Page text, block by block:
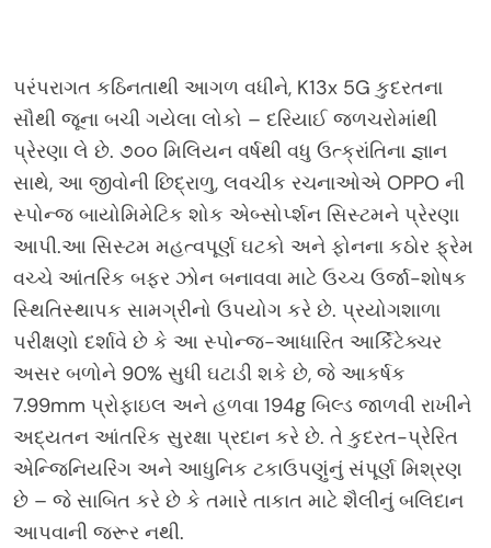
પરંપરાગત કઠિનતાથી આગળ વધીને, K13x 5G કુદરતના
સૌથી જૂના બચી ગયેલા લોકો – દરિયાઈ જળચરોમાંથી
પ્રેરણા લે છે. ૭૦૦ મિલિયન વર્ષથી વધુ ઉત્ક્રાંતિના જ્ઞાન
સાથે, આ જીવોની છિદ્રાળુ, લવચીક રચનાઓએ OPPO ની
સ્પોન્જ બાયોમિમેટિક શોક એબ્સોર્પ્શન સિસ્ટમને પ્રેરણા
આપી.આ સિસ્ટમ મહત્વપૂર્ણ ઘટકો અને ફોનના કઠોર ફ્રેમ
વચ્ચે આંતરિક બફર ઝોન બનાવવા માટે ઉચ્ચ ઉર્જા-શોષક
સ્થિતિસ્થાપક સામગ્રીનો ઉપયોગ કરે છે. પ્રયોગશાળા
પરીક્ષણો દર્શાવે છે કે આ સ્પોન્જ-આધારિત આર્કિટેક્ચર
અસર બળોને 90% સુધી ઘટાડી શકે છે, જે આકર્ષક
7.99mm પ્રોફાઇલ અને હળવા 194g બિલ્ડ જાળવી રાખીને
અદ્યતન આંતરિક સુરક્ષા પ્રદાન કરે છે. તે કુદરત-પ્રેરિત
એન્જિનિયરિંગ અને આધુનિક ટકાઉપણુંનું સંપૂર્ણ મિશ્રણ
છે – જે સાબિત કરે છે કે તમારે તાકાત માટે શૈલીનું બલિદાન
આપવાની જરૂર નથી.